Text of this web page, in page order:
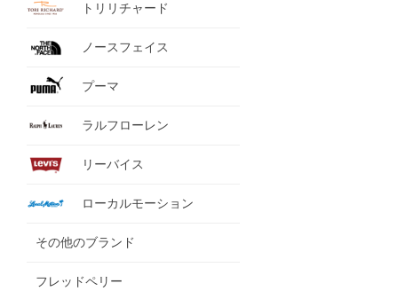
トリリチャード
ノースフェイス
プーマ
ラルフローレン
リーバイス
ローカルモーション
その他のブランド
フレッドペリー